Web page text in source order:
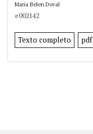
Maria Belen Doval
e002142
Texto completo pdf